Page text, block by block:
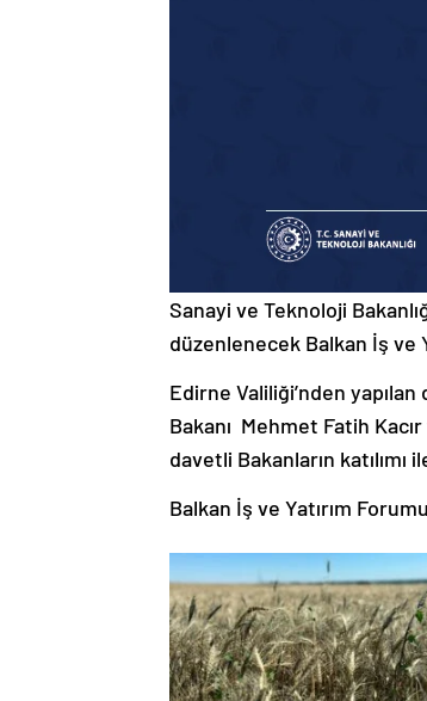
Sanayi ve Teknoloji
düzenlenecek Balkan İş ve
Edirne Valiliği’nden
Bakanı Mehmet Fatih
davetli Bakanların
Balkan İş ve Yatırım